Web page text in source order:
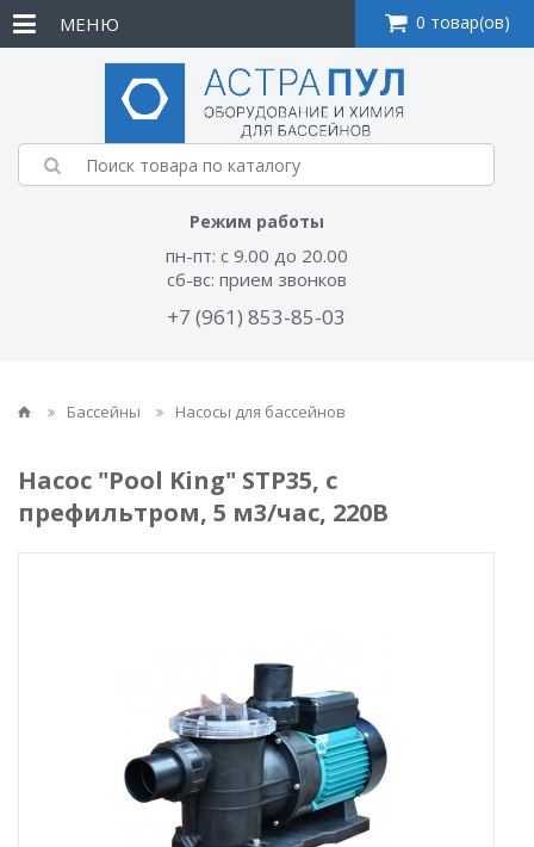
Режим работы
пн-пт: с 9.00 до 20.00
сб-вс: прием звонков
+7 (961) 853-85-03
МЕНЮ 0 товар(ов)
Бассейны Насосы для бассейнов
Насос "Pool King" STP35, с
префильтром, 5 м3/час, 220В